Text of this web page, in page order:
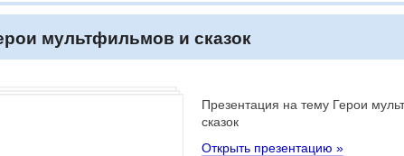
мультфильмов и сказок
Презентация на тему Герои
сказок
Открыть презентацию »